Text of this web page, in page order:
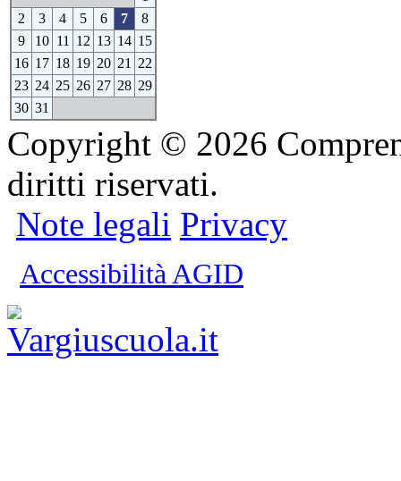
2
3 4 5 6 7
8
9
10 11 12 13 14 15
16 17 18 19 20 21
22
23 24 25 26 27 28 29
30 31
Copyright © 2026
diritti riservati.
Note legali Privacy
Accessibilità AGID